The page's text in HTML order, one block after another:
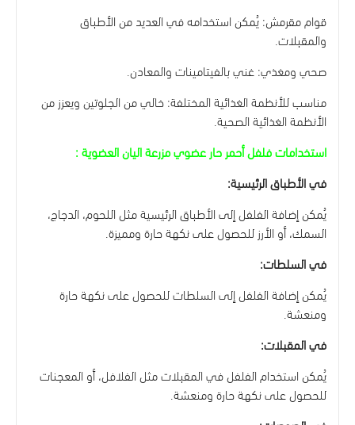
قوام مقرمش: يُمكن استخدامه في العديد من الأطباق
والمقبلات.
صحي ومغذي: غني بالفيتامينات والمعادن.
مناسب للأنظمة الغذائية المختلفة: خالي من الجلوتين ويعزز من
الأنظمة الغذائية الصحية.
استخدامات فلفل أحمر حار عضويمزرعة اليان العضوية :
في الأطباق الرئيسية:
يُمكن إضافة الفلفل إلى الأطباق الرئيسية مثل اللحوم، الدجاج،
السمك، أو الأرز للحصول على نكهة حارة ومميزة.
في السلطات:
يُمكن إضافة الفلفل إلى السلطات للحصول على نكهة حارة
ومنعشة.
في المقبلات:
يُمكن استخدام الفلفل في المقبلات مثل الفلافل، أو المعجنات
للحصول على نكهة حارة ومنعشة.